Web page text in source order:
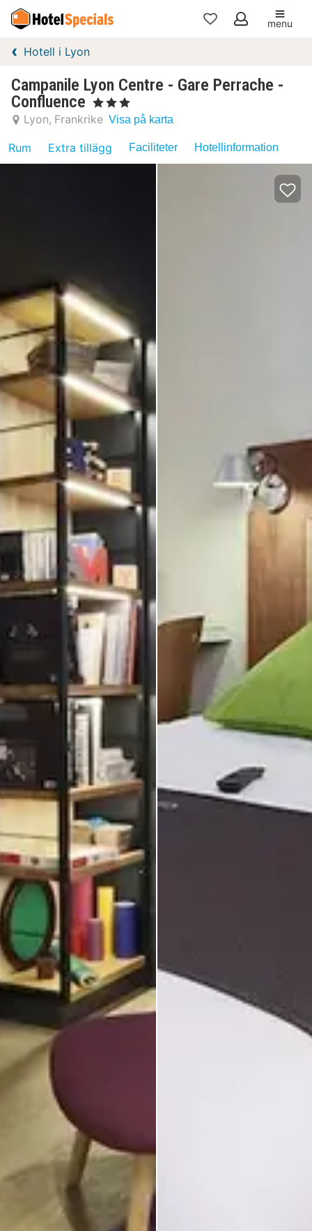
Mina
menu
Hotell i Lyon
Campanile Lyon Centre - Gare Perrache -
Confluence
, 3 Stjärnor
Lyon Frankrike Visa på karta
Rum Extra tillägg Faciliteter Hotellinformation